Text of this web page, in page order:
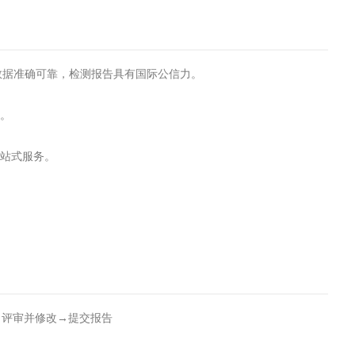
准确可靠，检测报告具有国际公信力。
式服务。
审并修改→提交报告